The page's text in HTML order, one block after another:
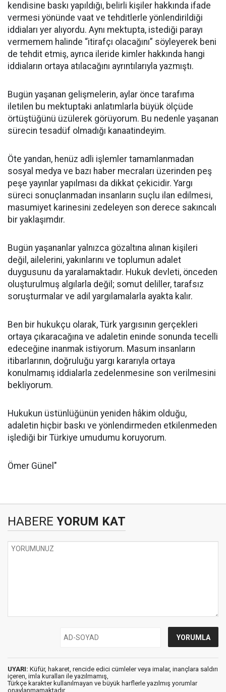
kendisine baskı yapıldığı, belirli kişiler hakkında ifade
vermesi yönünde vaat ve tehditlerle yönlendirildiği
iddiaları yer alıyordu. Aynı mektupta, istediği parayı
vermemem halinde “itirafçı olacağını” söyleyerek beni
de tehdit etmiş, ayrıca ileride kimler hakkında hangi
iddiaların ortaya atılacağını ayrıntılarıyla yazmıştı.
Bugün yaşanan gelişmelerin, aylar önce tarafıma
iletilen bu mektuptaki anlatımlarla büyük ölçüde
örtüştüğünü üzülerek görüyorum. Bu nedenle yaşanan
sürecin tesadüf olmadığı kanaatindeyim.
Öte yandan, henüz adli işlemler tamamlanmadan
sosyal medya ve bazı haber mecraları üzerinden peş
peşe yayınlar yapılması da dikkat çekicidir. Yargı
süreci sonuçlanmadan insanların suçlu ilan edilmesi,
masumiyet karinesini zedeleyen son derece sakıncalı
bir yaklaşımdır.
Bugün yaşananlar yalnızca gözaltına alınan kişileri
değil, ailelerini, yakınlarını ve toplumun adalet
duygusunu da yaralamaktadır. Hukuk devleti, önceden
oluşturulmuş algılarla değil; somut deliller, tarafsız
soruşturmalar ve adil yargılamalarla ayakta kalır.
Ben bir hukukçu olarak, Türk yargısının gerçekleri
ortaya çıkaracağına ve adaletin eninde sonunda tecelli
edeceğine inanmak istiyorum. Masum insanların
itibarlarının, doğruluğu yargı kararıyla ortaya
konulmamış iddialarla zedelenmesine son verilmesini
bekliyorum.
Hukukun üstünlüğünün yeniden hâkim olduğu,
adaletin hiçbir baskı ve yönlendirmeden etkilenmeden
işlediği bir Türkiye umudumu koruyorum.
Ömer Günel"
HABERE YORUM KAT
UYARI: Küfür, hakaret, rencide edici cümleler veya imalar, inançlara saldırı
içeren, imla kuralları ile yazılmamış,
Türkçe karakter kullanılmayan ve büyük harflerle yazılmış yorumlar
onaylanmamaktadır.